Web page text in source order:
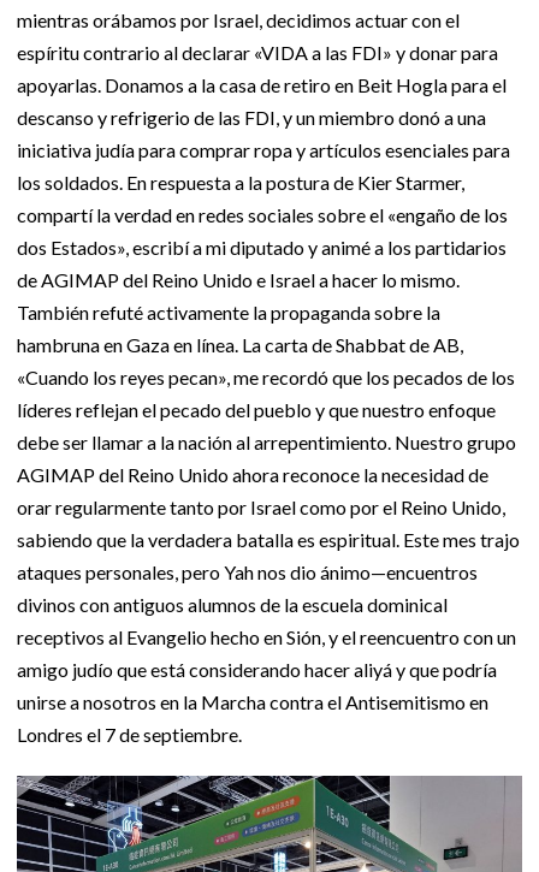
mientras orábamos por Israel, decidimos actuar con el
espíritu contrario al declarar «VIDA a las FDI» y donar para
apoyarlas. Donamos a la casa de retiro en Beit Hogla para el
descanso y refrigerio de las FDI, y un miembro donó a una
iniciativa judía para comprar ropa y artículos esenciales para
los soldados. En respuesta a la postura de Kier Starmer,
compartí la verdad en redes sociales sobre el «engaño de los
dos Estados», escribí a mi diputado y animé a los partidarios
de AGIMAP del Reino Unido e Israel a hacer lo mismo.
También refuté activamente la propaganda sobre la
hambruna en Gaza en línea. La carta de Shabbat de AB,
«Cuando los reyes pecan», me recordó que los pecados de los
líderes reflejan el pecado del pueblo y que nuestro enfoque
debe ser llamar a la nación al arrepentimiento. Nuestro grupo
AGIMAP del Reino Unido ahora reconoce la necesidad de
orar regularmente tanto por Israel como por el Reino Unido,
sabiendo que la verdadera batalla es espiritual. Este mes trajo
ataques personales, pero Yah nos dio ánimo—encuentros
divinos con antiguos alumnos de la escuela dominical
receptivos al Evangelio hecho en Sión, y el reencuentro con un
amigo judío que está considerando hacer aliyá y que podría
unirse a nosotros en la Marcha contra el Antisemitismo en
Londres el 7 de septiembre.